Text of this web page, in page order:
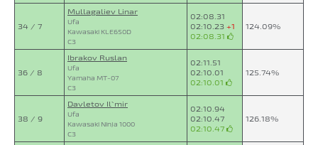
34 / 7
Mullagaliev Linar
Ufa
Kawasaki KLE650D
C3
02:08.31
02:10.23 +1
02:08.31
124.09%
36 / 8
Ibrakov Ruslan
Ufa
Yamaha MT-07
C3
02:11.51
02:10.01
02:10.01
125.74%
38 / 9
Davletov Il`mir
Ufa
Kawasaki Ninja 1000
C3
02:10.94
02:10.47
02:10.47
126.18%